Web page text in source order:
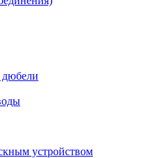
устройством